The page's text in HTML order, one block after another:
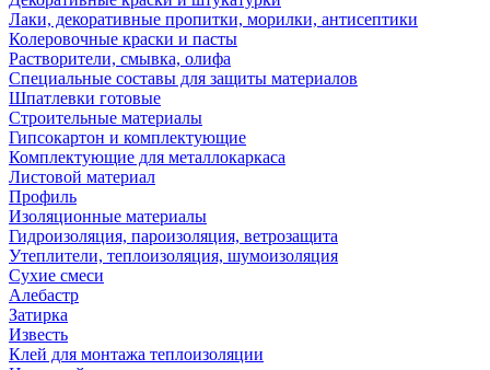
Лаки, декоративные пропитки, морилки, антисептики
Колеровочные краски и пасты
Растворители, смывка, олифа
Специальные составы для защиты материалов
Шпатлевки готовые
Строительные материалы
Гипсокартон и комплектующие
Комплектующие для металлокаркаса
Листовой материал
Профиль
Изоляционные материалы
Гидроизоляция, пароизоляция, ветрозащита
Утеплители, теплоизоляция, шумоизоляция
Сухие смеси
Алебастр
Затирка
Известь
Клей для монтажа теплоизоляции